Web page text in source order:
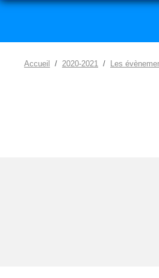
Accueil 2020-2021 Les